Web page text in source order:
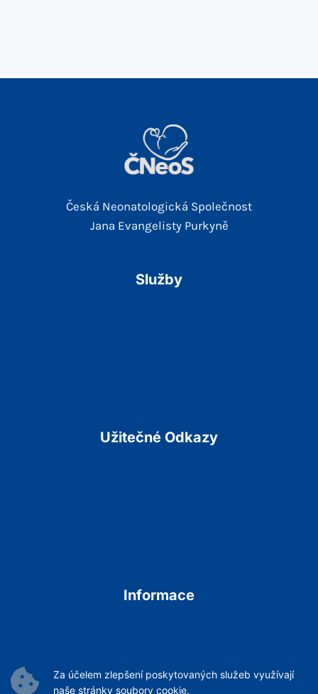
Česká Neonatologická Společnost
Jana Evangelisty Purkyně
Služby
Užitečné Odkazy
Informace
Archiv článků
Za účelem zlepšení poskytovaných služeb využívají
naše stránky soubory cookie.